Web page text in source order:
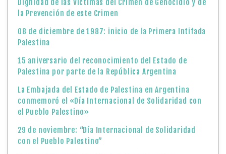
Dignidad de las Víctimas del Crimen de Genocidio y de
la Prevención de este Crimen
08 de diciembre de 1987: inicio de la Primera Intifada
Palestina
15 aniversario del reconocimiento del Estado de
Palestina por parte de la República Argentina
La Embajada del Estado de Palestina en Argentina
conmemoró el «Día Internacional de Solidaridad con
el Pueblo Palestino»
29 de noviembre: “Día Internacional de Solidaridad
con el Pueblo Palestino”